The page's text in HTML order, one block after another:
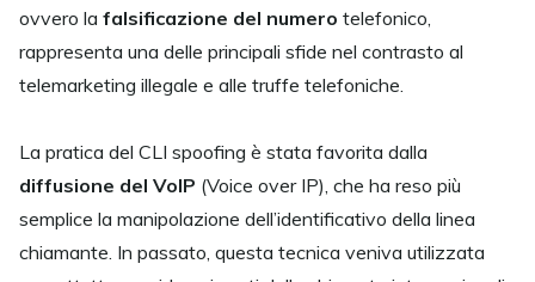
ovvero la falsificazione del numero telefonico,
rappresenta una delle principali sfide nel contrasto al
telemarketing illegale e alle truffe telefoniche.
La pratica del CLI spoofing è stata favorita dalla
diffusione del VoIP (Voice over IP), che ha reso più
semplice la manipolazione dell’identificativo della linea
chiamante. In passato, questa tecnica veniva utilizzata